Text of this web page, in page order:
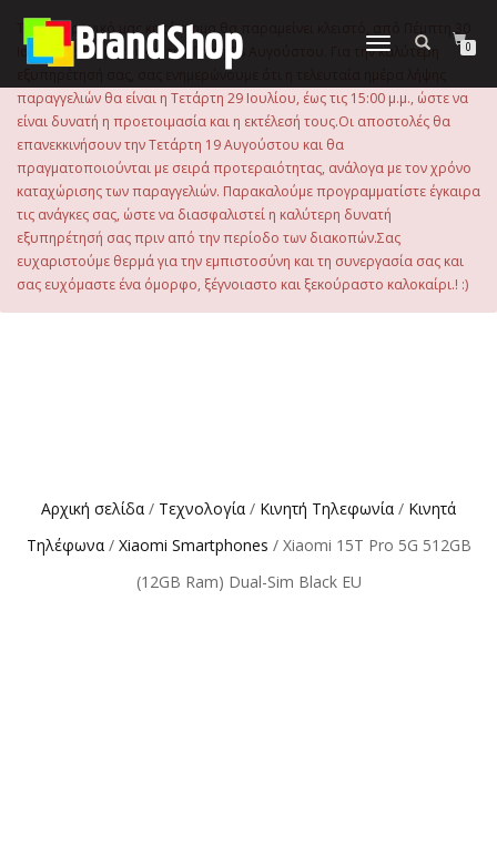
περιεχόμενο
Εναλλαγή
0
Το ηλεκτρονικό μας κατάστημα θα παραμείνει κλειστό, από Πέμπτη 30
Ιουλίου 2026 μέχρι και την Τρίτη 18 Αυγούστου. Για την καλύτερη
εξυπηρέτησή σας, σας ενημερώνουμε ότι η τελευταία ημέρα λήψης
παραγγελιών θα είναι η Τετάρτη 29 Ιουλίου, έως τις 15:00 μ.μ., ώστε να
είναι δυνατή η προετοιμασία και η εκτέλεσή τους.Οι αποστολές θα
επανεκκινήσουν την Τετάρτη 19 Αυγούστου και θα
πραγματοποιούνται με σειρά προτεραιότητας, ανάλογα με τον χρόνο
καταχώρισης των παραγγελιών. Παρακαλούμε προγραμματίστε έγκαιρα
τις ανάγκες σας, ώστε να διασφαλιστεί η καλύτερη δυνατή
εξυπηρέτησή σας πριν από την περίοδο των διακοπών.Σας
ευχαριστούμε θερμά για την εμπιστοσύνη και τη συνεργασία σας και
σας ευχόμαστε ένα όμορφο, ξέγνοιαστο και ξεκούραστο καλοκαίρι.! :)
Αρχική σελίδα / Τεχνολογία / Κινητή Τηλεφωνία / Κινητά
Τηλέφωνα/ Xiaomi Smartphones / Xiaomi 15T Pro 5G 512GB
(12GB Ram) Dual-Sim Black EU